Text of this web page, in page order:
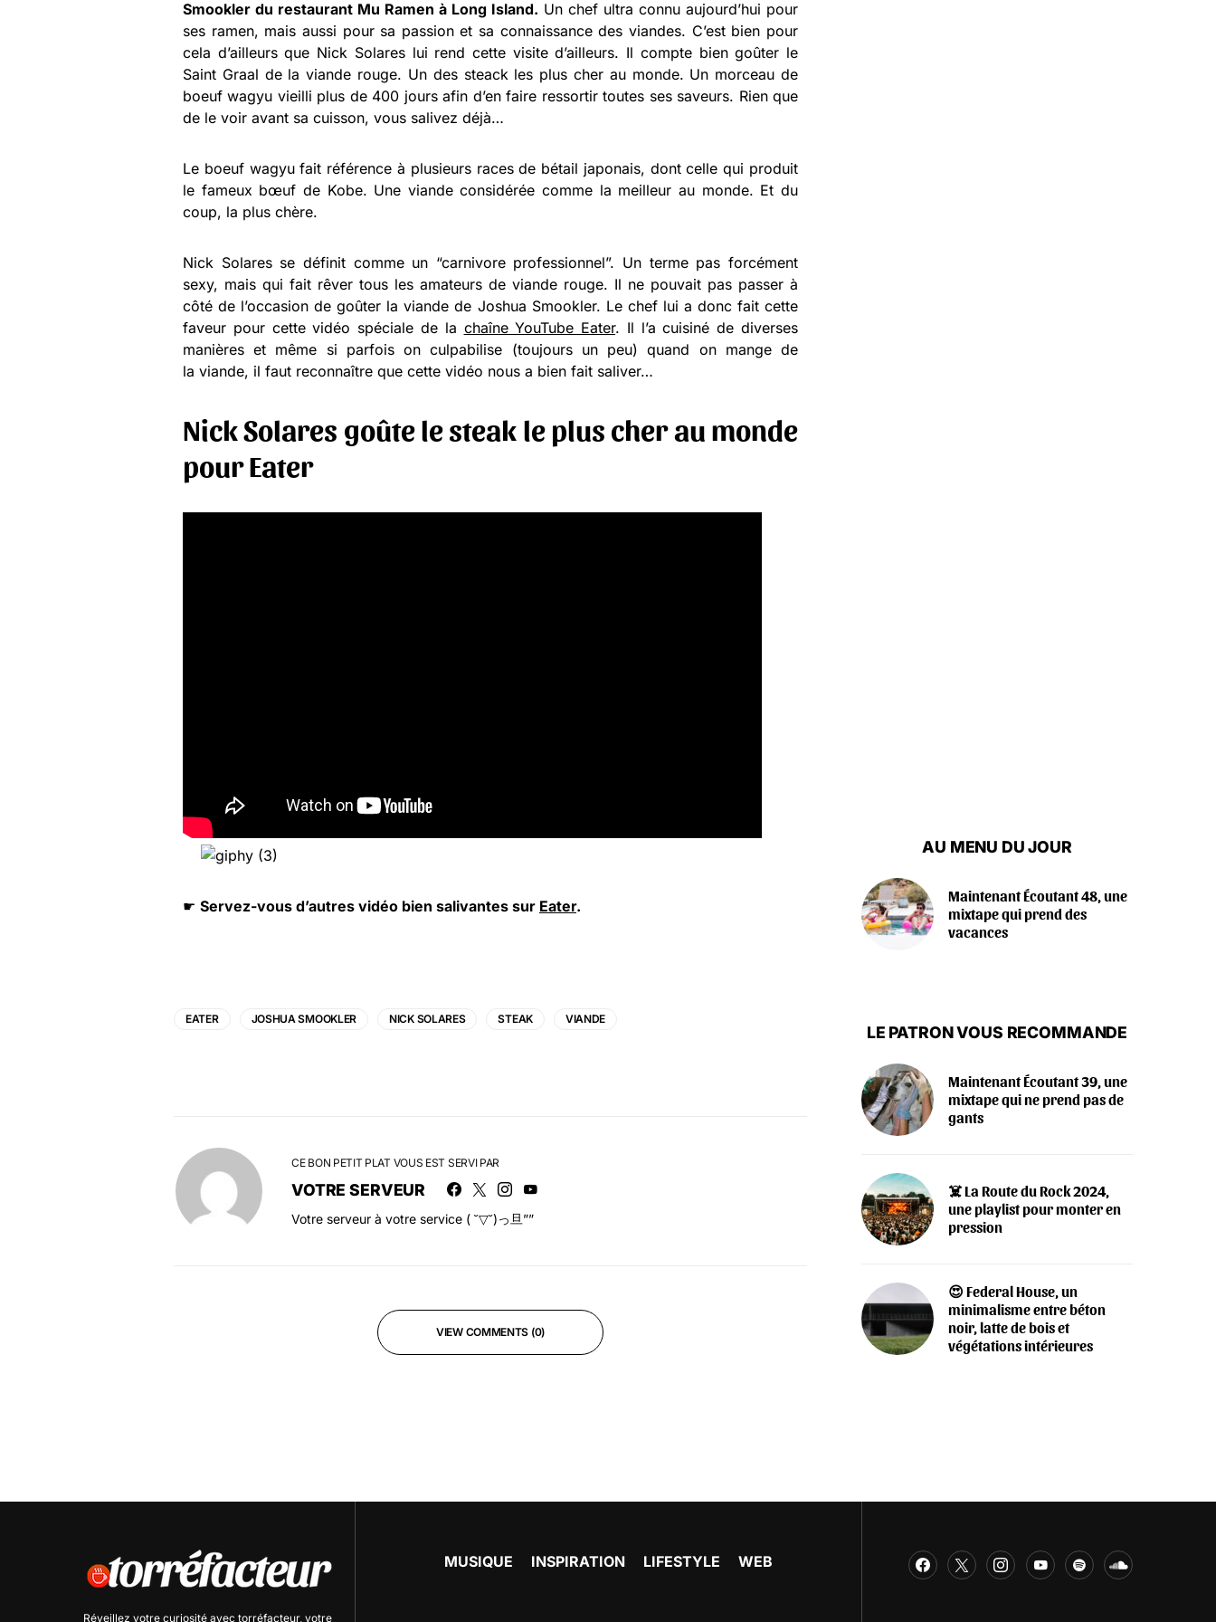
Smookler du restaurant Mu Ramen à Long Island. Un chef ultra connu aujourd’hui pour
ses ramen, mais aussi pour sa passion et sa connaissance des viandes. C’est bien pour
cela d’ailleurs que Nick Solares lui rend cette visite d’ailleurs. Il compte bien goûter le
Saint Graal de la viande rouge. Un des steack les plus cher au monde. Un morceau de
boeuf wagyu vieilli plus de 400 jours afin d’en faire ressortir toutes ses saveurs. Rien que
de le voir avant sa cuisson, vous salivez déjà…
Le boeuf wagyu fait référence à plusieurs races de bétail japonais, dont celle qui produit
le fameux bœuf de Kobe. Une viande considérée comme la meilleur au monde. Et du
coup, la plus chère.
Nick Solares se définit comme un “carnivore professionnel”. Un terme pas forcément
sexy, mais qui fait rêver tous les amateurs de viande rouge. Il ne pouvait pas passer à
côté de l’occasion de goûter la viande de Joshua Smookler. Le chef lui a donc fait cette
faveur pour cette vidéo spéciale de la chaîne YouTube Eater. Il l’a cuisiné de diverses
manières et même si parfois on culpabilise (toujours un peu) quand on mange de
la viande, il faut reconnaître que cette vidéo nous a bien fait saliver…
Nick Solares goûte le steak le plus cher au monde
pour Eater
☛ Servez-vous d’autres vidéo bien salivantes sur Eater.
EATER JOSHUA SMOOKLER NICK SOLARES STEAK VIANDE
CE BON PETIT PLAT VOUS EST SERVI PAR
VOTRE SERVEUR
Votre serveur à votre service ( ˘▽˘)っ旦””
VIEW COMMENTS (0)
AU MENU DU JOUR
Maintenant Écoutant 48, une
mixtape qui prend des
vacances
LE PATRON VOUS RECOMMANDE
Maintenant Écoutant 39, une
mixtape qui ne prend pas de
gants
‍☠️ La Route du Rock 2024,
une playlist pour monter en
pression
😍 Federal House, un
minimalisme entre béton
noir, latte de bois et
végétations intérieures
Réveillez votre curiosité avec torréfacteur, votre
MUSIQUE INSPIRATION LIFESTYLE WEB